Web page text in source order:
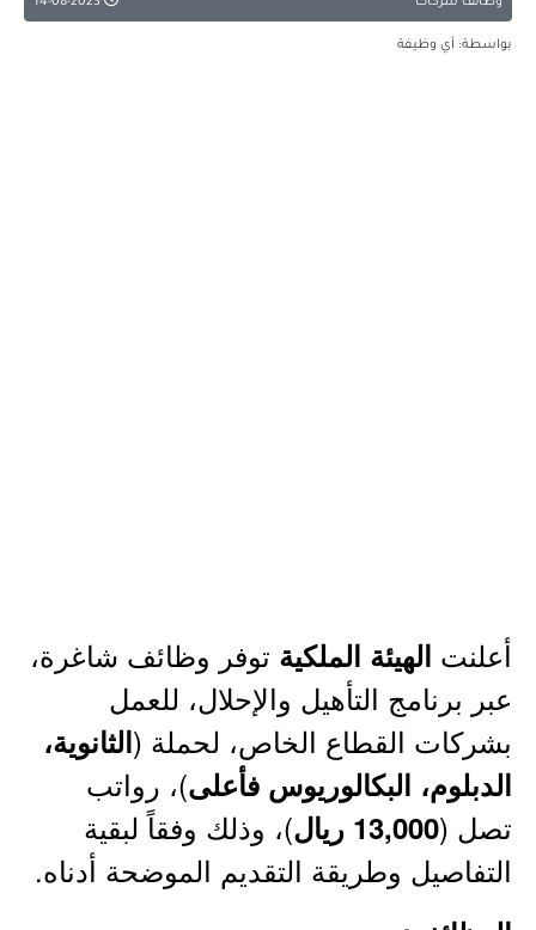
بواسطة: أي وظيفة
أعلنت الهيئة الملكية توفر وظائف شاغرة،
عبر برنامج التأهيل والإحلال، للعمل
بشركات القطاع الخاص، لحملة (الثانوية،
الدبلوم، البكالوريوس فأعلى)، رواتب
تصل (13,000 ريال
)، وذلك وفقاً لبقية
التفاصيل وطريقة التقديم الموضحة أدناه.